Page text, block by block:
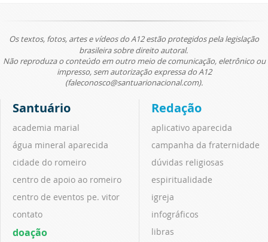
Os textos, fotos, artes e vídeos do A12 estão protegidos pela legislação
brasileira sobre direito autoral.
Não reproduza o conteúdo em outro meio de comunicação, eletrônico ou
impresso, sem autorização expressa do A12
(faleconosco@santuarionacional.com).
Santuário
academia marial
água mineral aparecida
cidade do romeiro
centro de apoio ao romeiro
centro de eventos pe. vitor
contato
doação
Redação
aplicativo aparecida
campanha da fraternidade
dúvidas religiosas
espiritualidade
igreja
infográficos
libras